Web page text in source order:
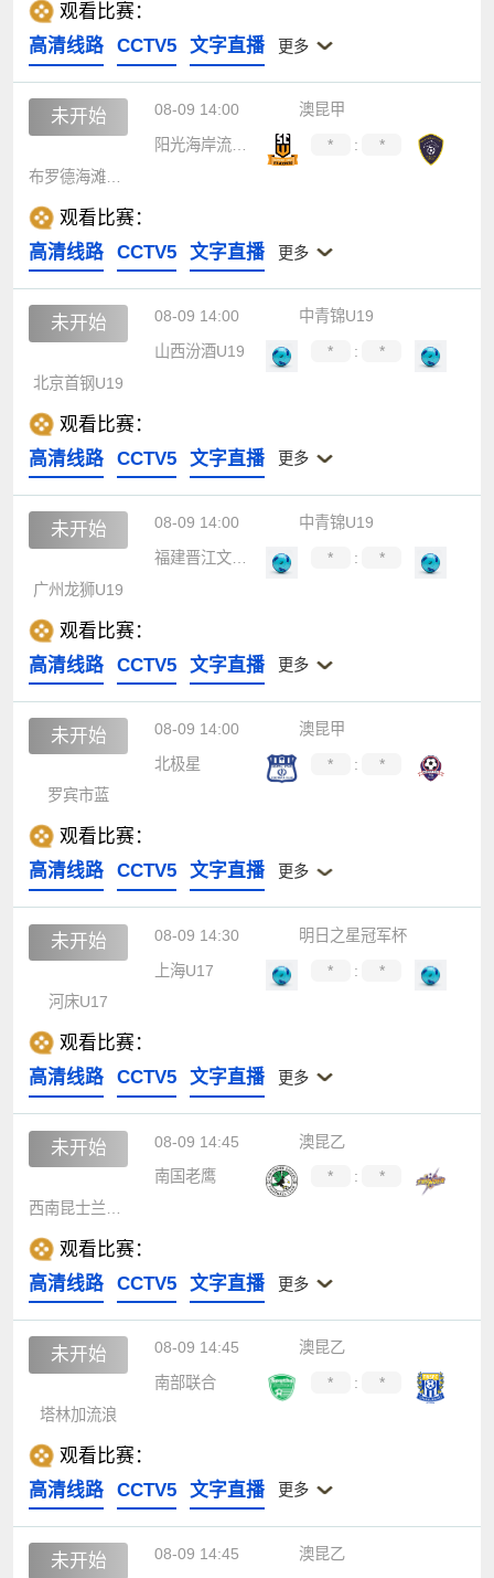
观看比赛：
高清线路
CCTV5 文字直播 更多
未开始 08-09 14:00
澳昆甲
阳光海岸流浪者
* :
*
观看比赛：
高清线路
CCTV5 文字直播 更多
未开始 08-09 14:00
中青锦U19
山西汾酒U19
* :
*
北京首钢U19
观看比赛：
高清线路
CCTV5 文字直播 更多
未开始 08-09 14:00
中青锦U19
福建晋江文旅U19
* :
*
广州龙狮U19
观看比赛：
高清线路
CCTV5 文字直播 更多
未开始 08-09 14:00
澳昆甲
北极星
* :
*
罗宾市蓝
观看比赛：
高清线路
CCTV5 文字直播 更多
未开始 08-09 14:30
明日之星冠军杯
上海U17
* :
*
河床U17
观看比赛：
高清线路
CCTV5 文字直播 更多
未开始 08-09 14:45
澳昆乙
南国老鹰
* :
*
观看比赛：
高清线路
CCTV5 文字直播 更多
未开始 08-09 14:45
澳昆乙
南部联合
* :
*
塔林加流浪
观看比赛：
高清线路
CCTV5 文字直播 更多
未开始 08-09 14:45 澳昆乙